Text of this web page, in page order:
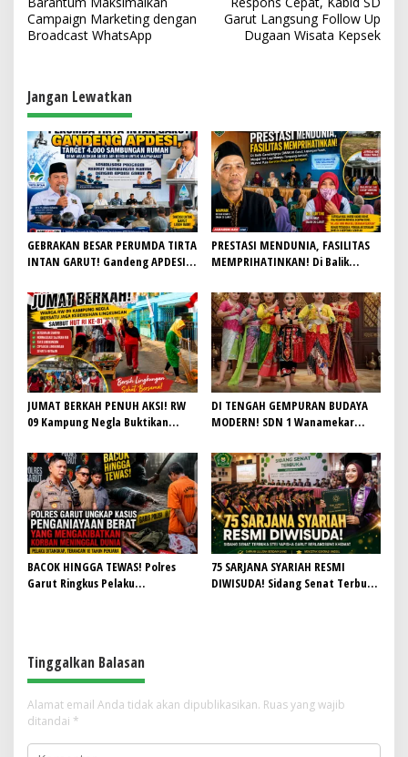
a
v
g
a
s
i
p
o
s
Campaign Marketing dengan
Broadcast WhatsApp
Garut Langsung Follow Up
Dugaan Wisata Kepsek
Jangan Lewatkan
GEBRAKAN BESAR PERUMDA TIRTA
INTAN GARUT! Gandeng APDESI,
Demi Wujudkan Akses Air Bersih
untuk Masyarakat
PRESTASI MENDUNIA, FASILITAS
MEMPRIHATINKAN! Di Balik
Lapangan Hoki Rusak, Masjid Tak
Lagi Mampu Tampung Jamaah,
Penjualan Seragam Ikut Jadi
Sorotan
JUMAT BERKAH PENUH AKSI! RW
09 Kampung Negla Buktikan
Slogan, Warga Bersatu Sambut
HUT RI ke-81
DI TENGAH GEMPURAN BUDAYA
MODERN! SDN 1 Wanamekar
Menjaga Warisan Leluhur dari
Ruang Kelas
BACOK HINGGA TEWAS! Polres
Garut Ringkus Pelaku
75 SARJANA SYARIAH RESMI
DIWISUDA! Sidang Senat Terbuka
Tinggalkan Balasan
Alamat email Anda tidak akan dipublikasikan. Ruas yang wajib
ditandai *